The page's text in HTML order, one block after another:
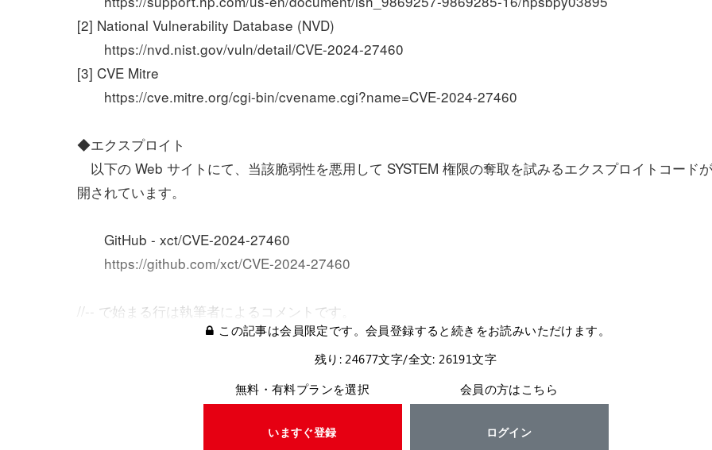
[2] National Vulnerability Database (NVD)
https://nvd.nist.gov/vuln/detail/CVE-2024-27460
[3] CVE Mitre
https://cve.mitre.org/cgi-bin/cvename.cgi?name=CVE-2024-27460
◆エクスプロイト
以下の Web サイトにて、当該脆弱性を悪用して SYSTEM 権限の奪取を試みるエクスプロイトコード
開されています。
GitHub - xct/CVE-2024-27460
https://github.com/xct/CVE-2024-27460
//-- で始まる行は執筆者によるコメントです。
この記事は会員限定です。会員登録すると続きをお読みいただけます。
残り: 24677文字/全文: 26191文字
無料・有料プランを選択
いますぐ登録
会員の方はこちら
ログイン